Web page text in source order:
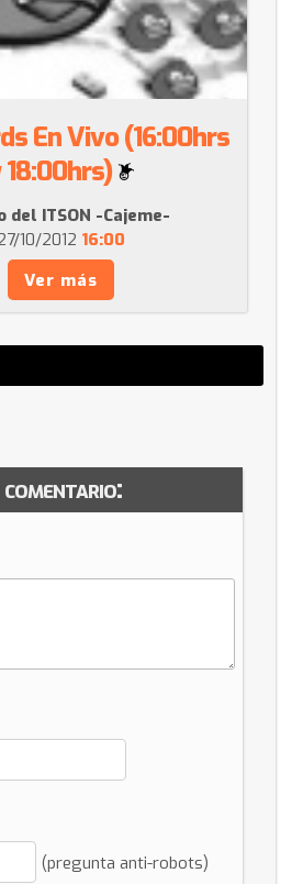
En Vivo (16:00hrs
18:00hrs)
del ITSON -Cajeme-
10/2012 16:00
Ver más
(pregunta anti-robots)